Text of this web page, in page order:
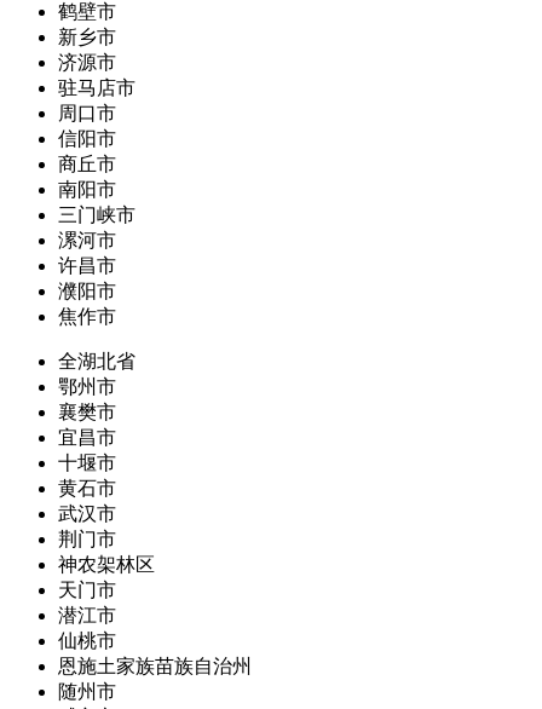
鹤壁市
新乡市
济源市
驻马店市
周口市
信阳市
商丘市
南阳市
三门峡市
漯河市
许昌市
濮阳市
焦作市
全湖北省
鄂州市
襄樊市
宜昌市
十堰市
黄石市
武汉市
荆门市
神农架林区
天门市
潜江市
仙桃市
恩施土家族苗族自治州
随州市